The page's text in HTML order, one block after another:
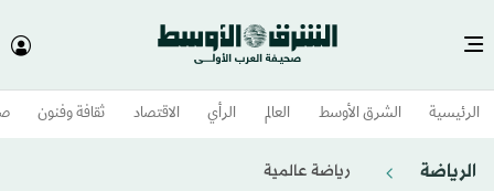
الرئيسية الشرق الأوسط​ العالم الرأي الاقتصاد ثقافة وفنون
الرياضة رياضة عالمية